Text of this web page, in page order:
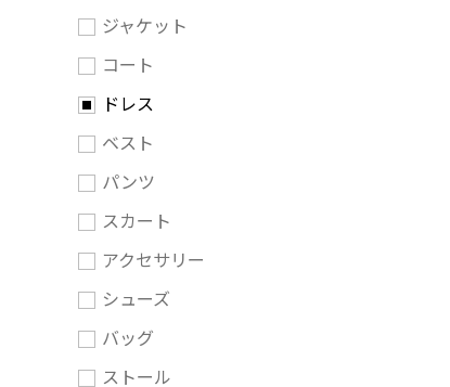
ジャケット
コート
ドレス
ベスト
パンツ
スカート
アクセサリー
シューズ
バッグ
ストール